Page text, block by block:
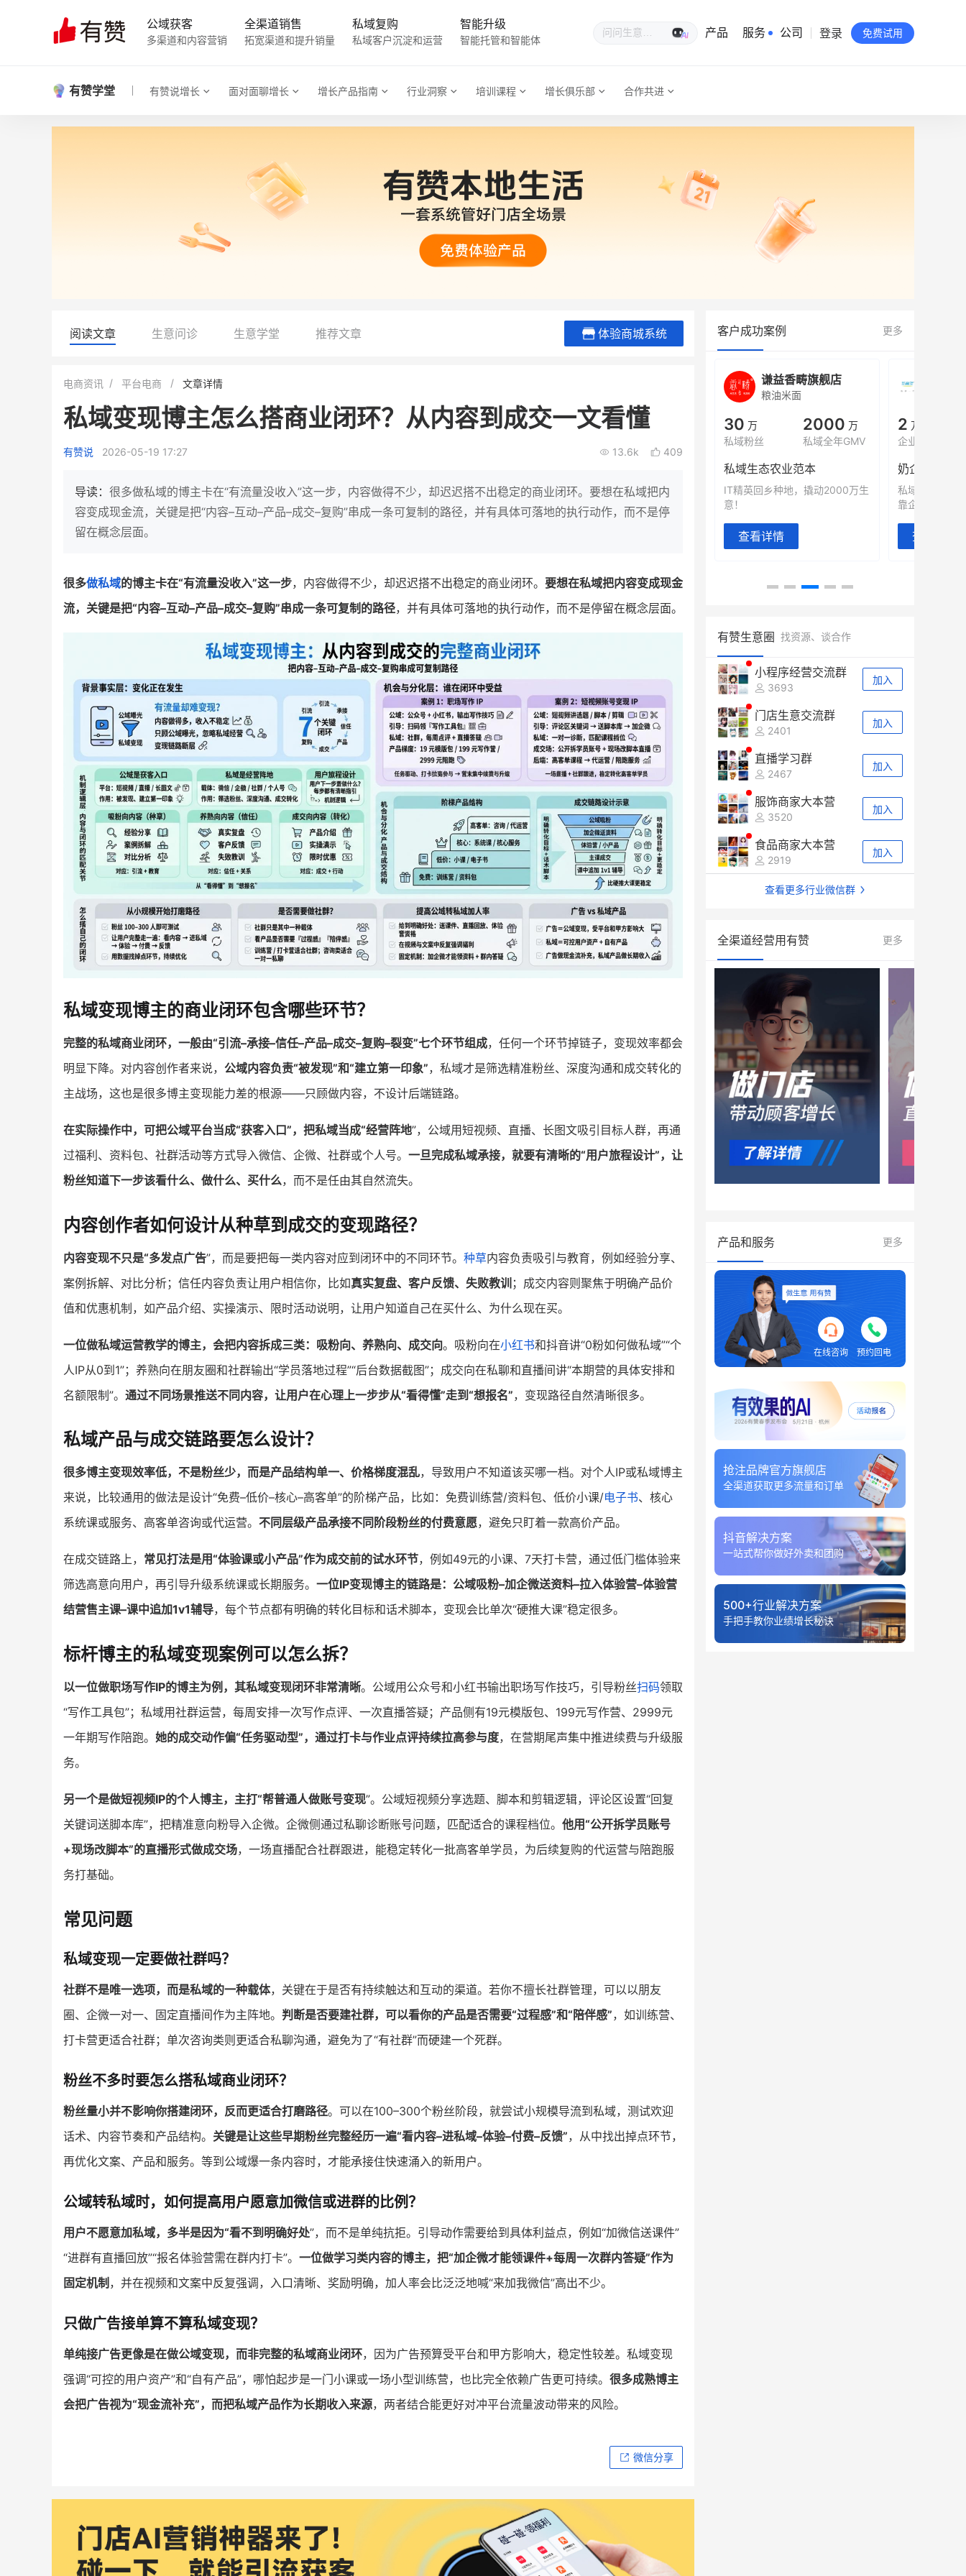
公域获客
多渠道和内容营销
全渠道销售
拓宽渠道和提升销量
私域复购
私域客户沉淀和运营
智能升级
智能托管和智能体
生意专家
产品 服务 公司
有赞公益
站点地图
登录 免费试用
有赞学堂 有赞说增长 面对面聊增长 增长产品指南 行业洞察 培训课程 增长俱乐部 合作共进
阅读文章 生意问诊 生意学堂 推荐文章 体验商城系统
电商资讯 平台电商 文章详情
私域变现博主怎么搭商业闭环？从内容到成交一文看懂
有赞说 2026-05-19 17:27 13.6k 409
导读： 很多做私域的博主卡在“有流量没收入”这一步，内容做得不少，却迟迟搭不出稳定的商业闭环。要想在私域把内
容变成现金流，关键是把“内容–互动–产品–成交–复购”串成一条可复制的路径，并有具体可落地的执行动作，而不是停
留在概念层面。
很多做私域的博主卡在“有流量没收入”这一步，内容做得不少，却迟迟搭不出稳定的商业闭环。 要想在私域把内容变成现金
流，关键是把“内容–互动–产品–成交–复购”串成一条可复制的路径，并有具体可落地的执行动作，而不是停留在概念层面。
私域变现博主的商业闭环包含哪些环节？
完整的私域商业闭环，一般由“引流–承接–信任–产品–成交–复购–裂变”七个环节组成，任何一个环节掉链子，变现效率都会
明显下降。对内容创作者来说， 公域内容负责“被发现”和“建立第一印象”，私域才是筛选精准粉丝、深度沟通和成交转化的
主战场，这也是很多博主变现能力差的根源——只顾做内容，不设计后端链路。
在实际操作中，可把公域平台当成“获客入口”，把私域当成“经营阵地”，公域用短视频、直播、长图文吸引目标人群，再通
过福利、资料包、社群活动等方式导入微信、企微、社群或个人号。 一旦完成私域承接，就要有清晰的“用户旅程设计”，让
粉丝知道下一步该看什么、做什么、买什么，而不是任由其自然流失。
内容创作者如何设计从种草到成交的变现路径？
内容变现不只是“多发点广告”，而是要把每一类内容对应到闭环中的不同环节。 种草内容负责吸引与教育，例如经验分享、
案例拆解、对比分析；信任内容负责让用户相信你，比如真实复盘、客户反馈、失败教训 ；成交内容则聚焦于明确产品价
值和优惠机制，如产品介绍、实操演示、限时活动说明，让用户知道自己在买什么、为什么现在买。
一位做私域运营教学的博主，会把内容拆成三类：吸粉向、养熟向、成交向。吸粉向在小红书和抖音讲“0粉如何做私域”“个
人IP从0到1”；养熟向在朋友圈和社群输出“学员落地过程”“后台数据截图”；成交向在私聊和直播间讲“本期营的具体安排和
名额限制”。 通过不同场景推送不同内容，让用户在心理上一步步从“看得懂”走到“想报名”，变现路径自然清晰很多。
私域产品与成交链路要怎么设计？
很多博主变现效率低，不是粉丝少，而是产品结构单一、价格梯度混乱，导致用户不知道该买哪一档。对个人IP或私域博主
来说，比较通用的做法是设计“免费–低价–核心–高客单”的阶梯产品，比如：免费训练营/资料包、低价小课/电子书、核心
系统课或服务、高客单咨询或代运营。 不同层级产品承接不同阶段粉丝的付费意愿，避免只盯着一款高价产品。
在成交链路上， 常见打法是用“体验课或小产品”作为成交前的试水环节，例如49元的小课、7天打卡营，通过低门槛体验来
筛选高意向用户，再引导升级系统课或长期服务。 一位IP变现博主的链路是：公域吸粉–加企微送资料–拉入体验营–体验营
结营售主课–课中追加1v1辅导，每个节点都有明确的转化目标和话术脚本，变现会比单次“硬推大课”稳定很多。
标杆博主的私域变现案例可以怎么拆？
以一位做职场写作IP的博主为例，其私域变现闭环非常清晰。公域用公众号和小红书输出职场写作技巧，引导粉丝扫码领取
“写作工具包”；私域用社群运营，每周安排一次写作点评、一次直播答疑；产品侧有19元模版包、199元写作营、2999元
一年期写作陪跑。 她的成交动作偏“任务驱动型”，通过打卡与作业点评持续拉高参与度，在营期尾声集中推进续费与升级服
务。
另一个是做短视频IP的个人博主，主打“帮普通人做账号变现”。公域短视频分享选题、脚本和剪辑逻辑，评论区设置“回复
关键词送脚本库”，把精准意向粉导入企微。企微侧通过私聊诊断账号问题，匹配适合的课程档位。 他用“公开拆学员账号
+现场改脚本”的直播形式做成交场，一场直播配合社群跟进，能稳定转化一批高客单学员，为后续复购的代运营与陪跑服
务打基础。
常见问题
私域变现一定要做社群吗？
社群不是唯一选项，而是私域的一种载体，关键在于是否有持续触达和互动的渠道。若你不擅长社群管理，可以以朋友
圈、企微一对一、固定直播间作为主阵地。 判断是否要建社群，可以看你的产品是否需要“过程感”和“陪伴感”，如训练营、
打卡营更适合社群；单次咨询类则更适合私聊沟通，避免为了“有社群”而硬建一个死群。
粉丝不多时要怎么搭私域商业闭环？
粉丝量小并不影响你搭建闭环，反而更适合打磨路径。可以在100–300个粉丝阶段，就尝试小规模导流到私域，测试欢迎
话术、内容节奏和产品结构。 关键是让这些早期粉丝完整经历一遍“看内容–进私域–体验–付费–反馈”，从中找出掉点环节，
再优化文案、产品和服务。等到公域爆一条内容时，才能承接住快速涌入的新用户。
公域转私域时，如何提高用户愿意加微信或进群的比例？
用户不愿意加私域，多半是因为“看不到明确好处”，而不是单纯抗拒。引导动作需要给到具体利益点，例如“加微信送课件”
“进群有直播回放”“报名体验营需在群内打卡”。 一位做学习类内容的博主，把“加企微才能领课件+每周一次群内答疑”作为
固定机制 ，并在视频和文案中反复强调，入口清晰、奖励明确，加人率会比泛泛地喊“来加我微信”高出不少。
只做广告接单算不算私域变现？
单纯接广告更像是在做公域变现，而非完整的私域商业闭环，因为广告预算受平台和甲方影响大，稳定性较差。私域变现
强调“可控的用户资产”和“自有产品”，哪怕起步是一门小课或一场小型训练营，也比完全依赖广告更可持续。 很多成熟博主
会把广告视为“现金流补充”，而把私域产品作为长期收入来源，两者结合能更好对冲平台流量波动带来的风险。
微信分享
客户成功案例 更多
小鹿蓝蓝会员
+
7900 万
三只松鼠旗下的网红婴儿辅食品
牌，22天便拿下类目第一
查看详情
母婴
有货源没流量？母婴馆如何破局
他只用7年做到平台销冠，转战私
域如何破局？
200 万
200 %
这家女装连锁如何借有赞破局新
零售？
30 万
2000
IT精英回乡种地，撬动2000万生
意！
白帝牛奶旗舰店
小吃快餐
2 万人
900 万
年销售额
奶企靠企业微信销售额翻8倍
私域样本打法！新希望白帝乳业
靠企业微信实现销售额翻 8 倍！
查看详情
80%
复购率
国民品牌副
三只松鼠旗下
牌，22天便拿
查看详情
有赞生意圈 找资源、谈合作
小程序经营交流群
3693
加入
门店生意交流群
2401
加入
直播学习群
2467
加入
服饰商家大本营
3520
加入
食品商家大本营
2919
加入
查看更多行业微信群
全渠道经营用有赞 更多
产品和服务 更多
在线咨询 预约回电
抢注品牌官方旗舰店
全渠道获取更多流量和订单
抖音解决方案
一站式帮你做好外卖和团购
500+行业解决方案
手把手教你业绩增长秘诀